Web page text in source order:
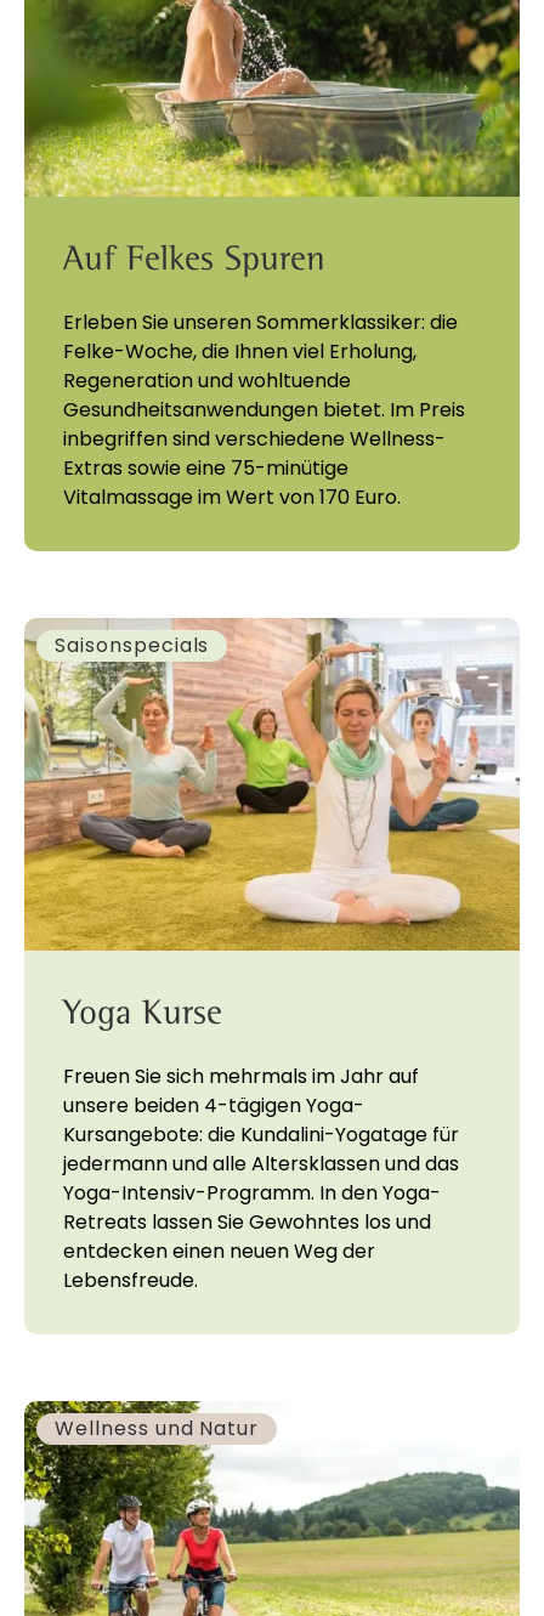
Auf Felkes Spuren
Erleben Sie unseren Sommerklassiker: die
Felke-Woche, die Ihnen viel Erholung,
Regeneration und wohltuende
Gesundheitsanwendungen bietet. Im Preis
inbegriffen sind verschiedene Wellness-
Extras sowie eine 75-minütige
Vitalmassage im Wert von 170 Euro.
Saisonspecials
Yoga Kurse
Freuen Sie sich mehrmals im Jahr auf
unsere beiden 4-tägigen Yoga-
Kursangebote: die Kundalini-Yogatage für
jedermann und alle Altersklassen und das
Yoga-Intensiv-Programm. In den Yoga-
Retreats lassen Sie Gewohntes los und
entdecken einen neuen Weg der
Lebensfreude.
Wellness und Natur